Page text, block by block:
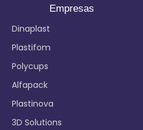
Empresas
Dinaplast
Plastifom
Polycups
Alfapack
Plastinova
3D Solutions